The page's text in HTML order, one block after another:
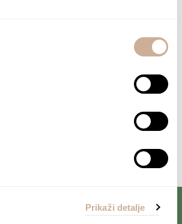
Prikaži detalje
– Polarni san